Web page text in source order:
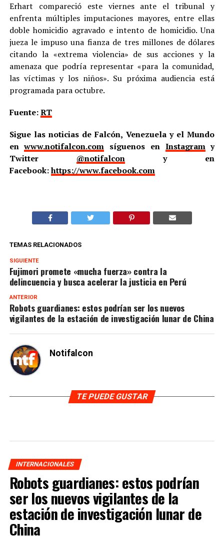
Erhart compareció este viernes ante el tribunal y
enfrenta múltiples imputaciones mayores, entre ellas
doble homicidio agravado e intento de homicidio. Una
jueza le impuso una fianza de tres millones de dólares
citando la «extrema violencia» de sus acciones y la
amenaza que podría representar «para la comunidad,
las víctimas y los niños». Su próxima audiencia está
programada para octubre.
Fuente:RT
Sigue las noticias de Falcón, Venezuela y el Mundo
enwww.notifalcon.com síguenos en Instagramy
Twitter @notifalcony en
Facebook:https://www.facebook.com
TEMAS RELACIONADOS
SIGUIENTE
Fujimori promete «mucha fuerza» contra la
delincuencia y busca acelerar la justicia en Perú
ANTERIOR
Robots guardianes: estos podrían ser los nuevos
vigilantes de la estación de investigación lunar de China
Notifalcon
TE PUEDE GUSTAR
INTERNACIONALES
Robots guardianes: estos podrían
ser los nuevos vigilantes de la
estación de investigación lunar de
China